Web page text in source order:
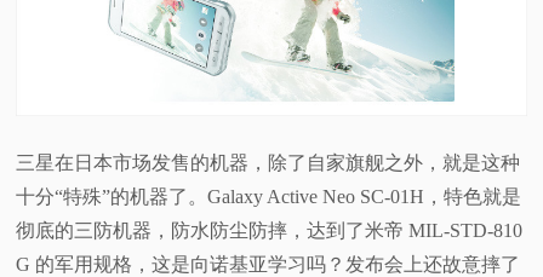
三星在日本市场发售的机器，除了自家旗舰之外，就是这种
十分“特殊”的机器了。Galaxy Active Neo SC-01H，特色就是
彻底的三防机器，防水防尘防摔，达到了米帝 MIL-STD-810
G 的军用规格，这是向诺基亚学习吗？发布会上还故意摔了